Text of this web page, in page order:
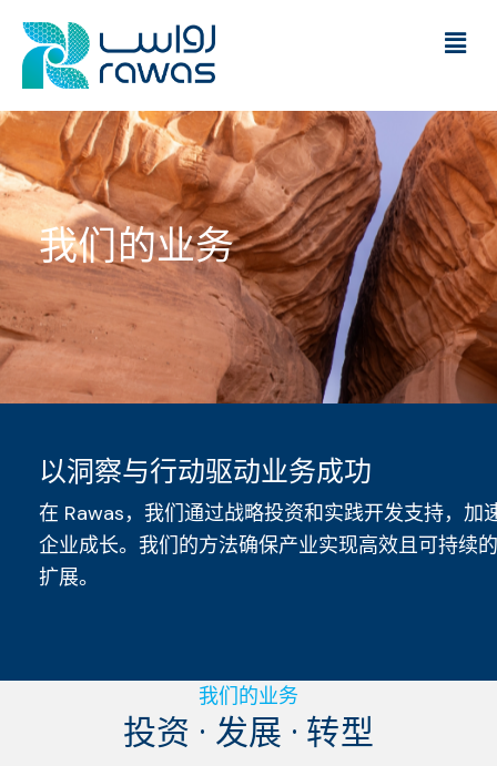
我们的业务
以洞察与行动驱动业务成功
在 Rawas，我们通过战略投资和实践开发支持，加
企业成长。我们的方法确保产业实现高效且可持续的
扩展。
我们的业务
投资 · 发展 · 转型